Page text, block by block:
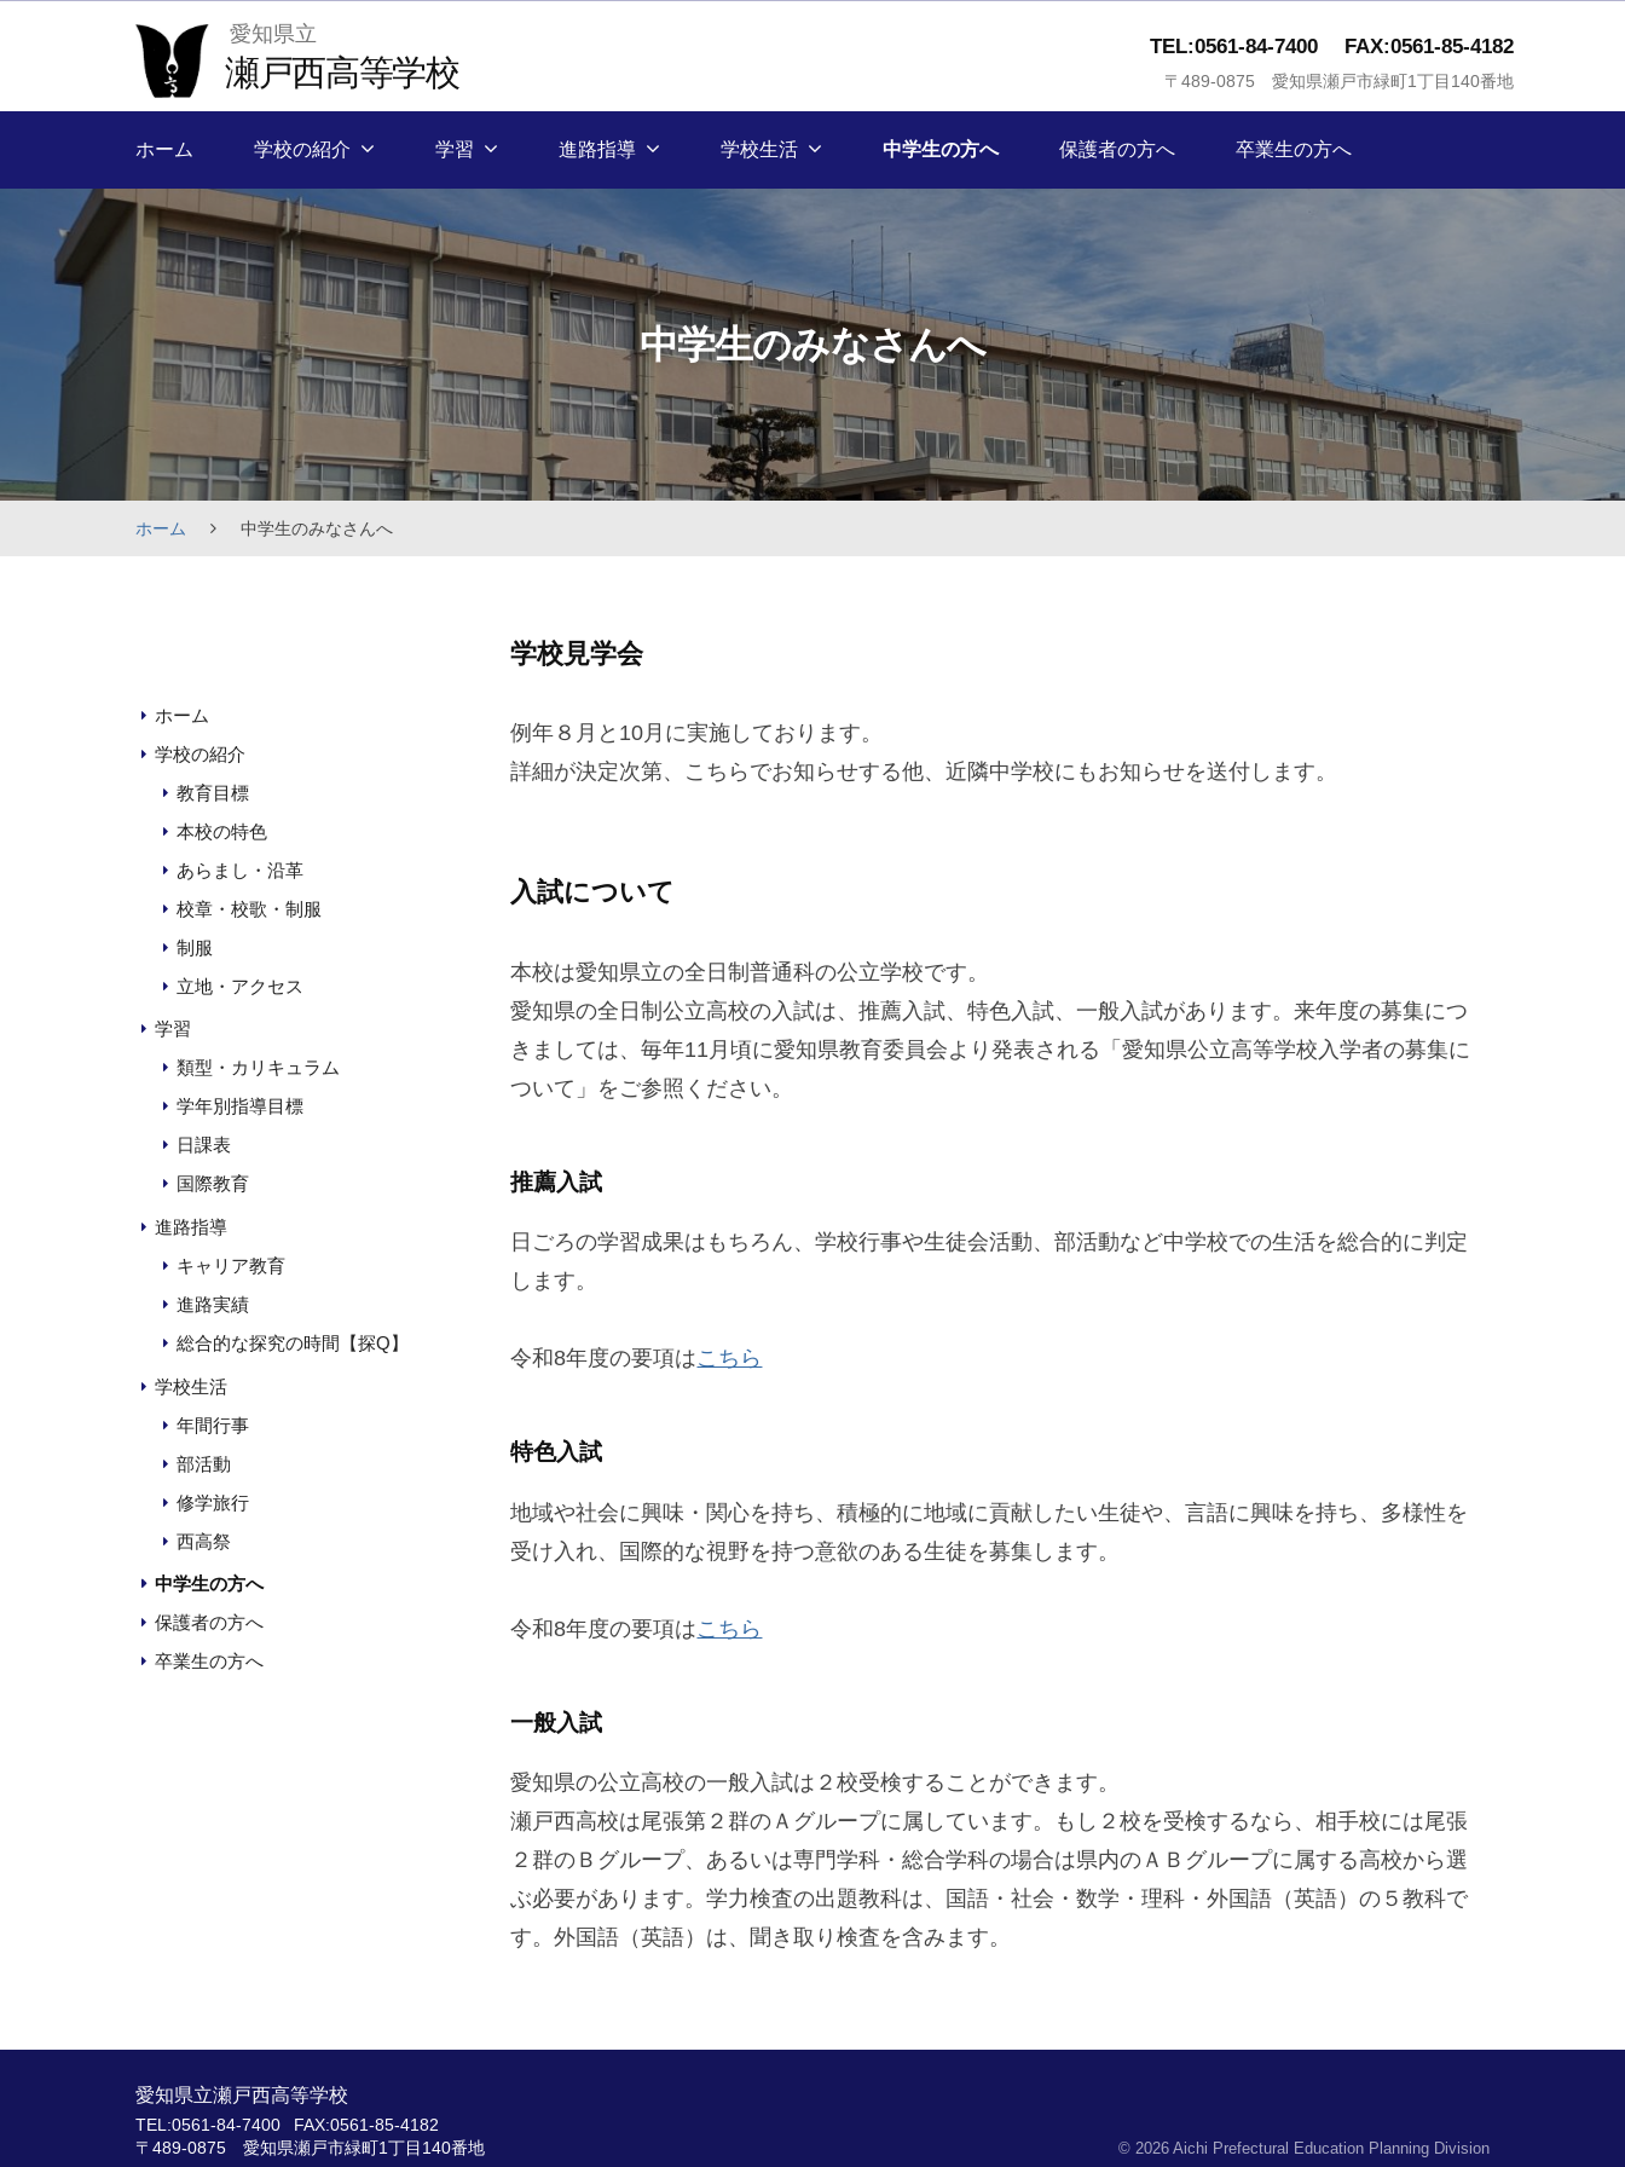
愛知県立
瀬戸西高等学校
TEL:0561-84-7400 FAX:0561-85-4182
〒489-0875 愛知県瀬戸市緑町1丁目140番地
ホーム 学校の紹介 学習 進路指導 学校生活 中学生の方へ 保護者の方へ 卒業生の方へ
中学生のみなさんへ
ホーム 中学生のみなさんへ
中
生
の
さ
ん
2025
年
10
月
学校見学会
例年８月と10月に実施しております。
詳細が決定次第、こちらでお知らせする他、近隣中学校にもお知らせを送付します。
入試について
本校は愛知県立の全日制普通科の公立学校です。
愛知県の全日制公立高校の入試は、推薦入試、特色入試、一般入試があります。来年度の募集につ
きましては、毎年11月頃に愛知県教育委員会より発表される「愛知県公立高等学校入学者の募集に
ついて」をご参照ください。
推薦入試
日ごろの学習成果はもちろん、学校行事や生徒会活動、部活動など中学校での生活を総合的に判定
します。
令和8年度の要項はこちら
特色入試
地域や社会に興味・関心を持ち、積極的に地域に貢献したい生徒や、言語に興味を持ち、多様性を
受け入れ、国際的な視野を持つ意欲のある生徒を募集します。
令和8年度の要項はこちら
一般入試
愛知県の公立高校の一般入試は２校受検することができます。
瀬戸西高校は尾張第２群のＡグループに属しています。もし２校を受検するなら、相手校には尾張
２群のＢグループ、あるいは専門学科・総合学科の場合は県内のＡＢグループに属する高校から選
ぶ必要があります。学力検査の出題教科は、国語・社会・数学・理科・外国語（英語）の５教科で
す。外国語（英語）は、聞き取り検査を含みます。
ホーム
学校の紹介
教育目標
本校の特色
あらまし・沿革
校章・校歌・制服
制服
立地・アクセス
学習
類型・カリキュラム
学年別指導目標
日課表
国際教育
進路指導
キャリア教育
進路実績
総合的な探究の時間【探Q】
学校生活
年間行事
部活動
修学旅行
西高祭
中学生の方へ
保護者の方へ
卒業生の方へ
愛知県立瀬戸西高等学校
TEL:0561-84-7400
FAX:0561-85-4182
〒489-0875 愛知県瀬戸市緑町1丁目140番地
© 2026 Aichi Prefectural Education Planning Division